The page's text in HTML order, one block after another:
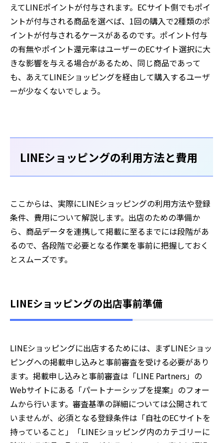
えてLINEポイントが付与されます。ECサイト側でもポイ
ントが付与される商品を選べば、1回の購入で2種類のポ
イントが付与されるケースがあるのです。ポイント付与
の有無やポイント還元率はユーザーのECサイト選択に大
きな影響を与える場合があるため、同じ商品であって
も、あえてLINEショッピングを経由して購入するユーザ
ーが少なくないでしょう。
LINEショッピングの利用方法と費用
ここからは、実際にLINEショッピングの利用方法や登録
条件、費用について解説します。出店のための準備か
ら、商品データを連携して掲載に至るまでには段階があ
るので、各段階で必要となる作業を事前に把握しておく
とスムーズです。
LINEショッピングの出店事前準備
LINEショッピングに出店するためには、まずLINEショッ
ピングへの掲載申し込みと事前審査を受ける必要があり
ます。掲載申し込みと事前審査は「LINE Partners」の
Webサイトにある「パートナーシップを提案」のフォー
ムから行います。審査基準の詳細については公開されて
いませんが、必須となる登録条件は「自社のECサイトを
持っていること」「LINEショッピング内のカテゴリーに